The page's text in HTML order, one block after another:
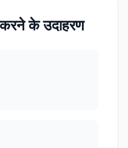
के उदाहरण